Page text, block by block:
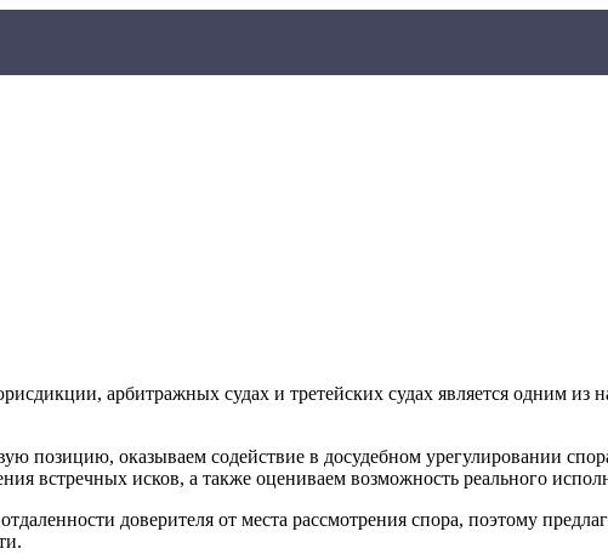
арбитражных судах и третейских судах является одним
позицию, оказываем содействие в досудебном урегулировании
встречных исков, а также оцениваем возможность реального
доверителя от места рассмотрения спора, поэтому